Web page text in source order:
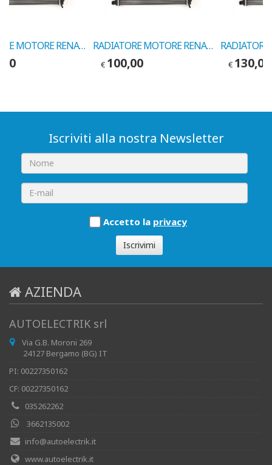
RADIATORE MOTORE RENAULT KANGOO COD.VALEO 731910 RADIATORE MOTORE RENAULT LAGUNA-ESPACE 3 COD.VALEO 731128
€ 100,00 € 130,00
Iscriviti alla nostra Newsletter
Accetto la privacy
Iscrivimi
AZIENDA
AUTOELECTRIK srl
Via G.B. Moroni 269
24127 Bergamo (BG) IT
PI: 00227350162
CF: 00227350162
035262262
3662135002
info@autoelectrik.it
www.autoelectrik.it